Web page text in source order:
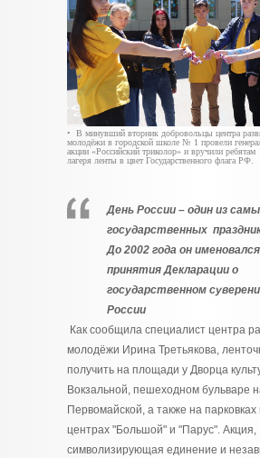
• В минувший вторник добровольцы центра
молодёжи в городской школе № 1 провели
акции «Российский триколор» и вручили
лагеря ленты в цвет Государственного флага РФ.
День России – один из
государственных
До 2002 года он
принятия Декларации о
государственном
России
Как сообщила специалист центра
молодёжи Ирина Третьякова,
получить на площади у Дворца
Вокзальной, пешеходном бульваре
Первомайской, а также на парковках
центрах "Большой" и "Парус". Акция,
символизирующая единение и